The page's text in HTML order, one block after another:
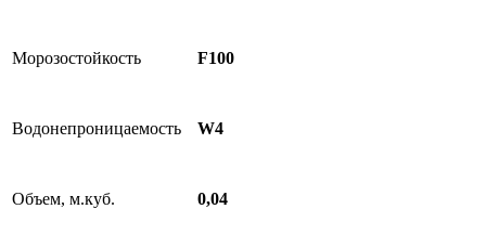
Морозостойкость F100
Водонепроницаемость W4
Объем, м.куб. 0,04